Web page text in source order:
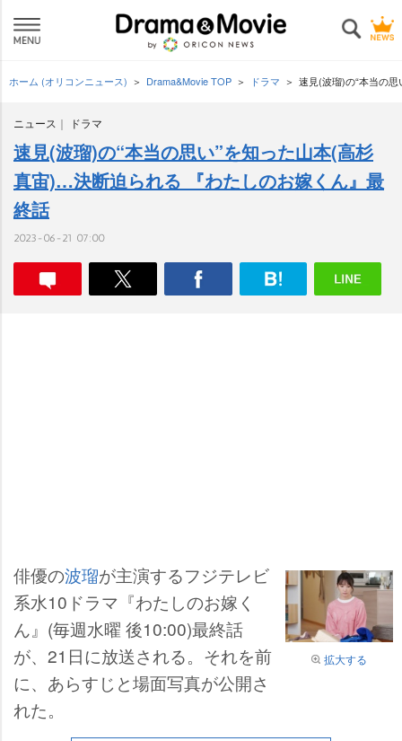
ホーム (オリコンニュース) Drama&Movie TOP ドラマ 速見(波瑠)の“本当の
ニュース ドラマ
速見(波瑠)の“本当の思い”を知った山本(高杉
真宙)…決断迫られる 『わたしのお嫁くん』最
終話
2023-06-21 07:00
拡大する
俳優の波瑠が主演するフジテレビ
系水10ドラマ『わたしのお嫁く
ん』(毎週水曜 後10:00)最終話
が、21日に放送される。それを前
に、あらすじと場面写真が公開さ
れた。